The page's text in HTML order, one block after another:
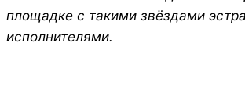
площадке с такими звёздами
исполнителями.